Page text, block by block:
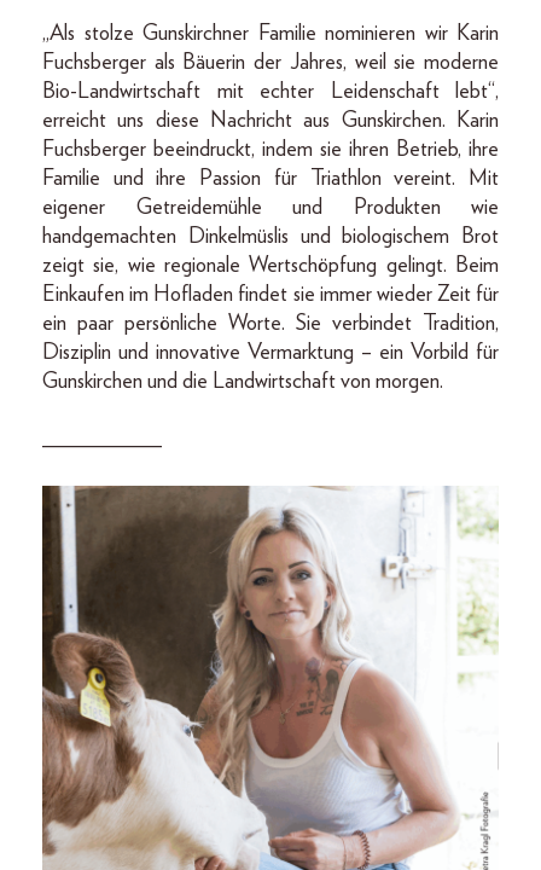
„Als stolze Gunskirchner Familie nominieren wir Karin
Fuchsberger als Bäuerin der Jahres, weil sie moderne
Bio-Landwirtschaft mit echter Leidenschaft lebt“,
erreicht uns diese Nachricht aus Gunskirchen. Karin
Fuchsberger beeindruckt, indem sie ihren Betrieb, ihre
Familie und ihre Passion für Triathlon vereint. Mit
eigener Getreidemühle und Produkten wie
handgemachten Dinkelmüslis und biologischem Brot
zeigt sie, wie regionale Wertschöpfung gelingt. Beim
Einkaufen im Hofladen findet sie immer wieder Zeit für
ein paar persönliche Worte. Sie verbindet Tradition,
Disziplin und innovative Vermarktung – ein Vorbild für
Gunskirchen und die Landwirtschaft von morgen.
___________